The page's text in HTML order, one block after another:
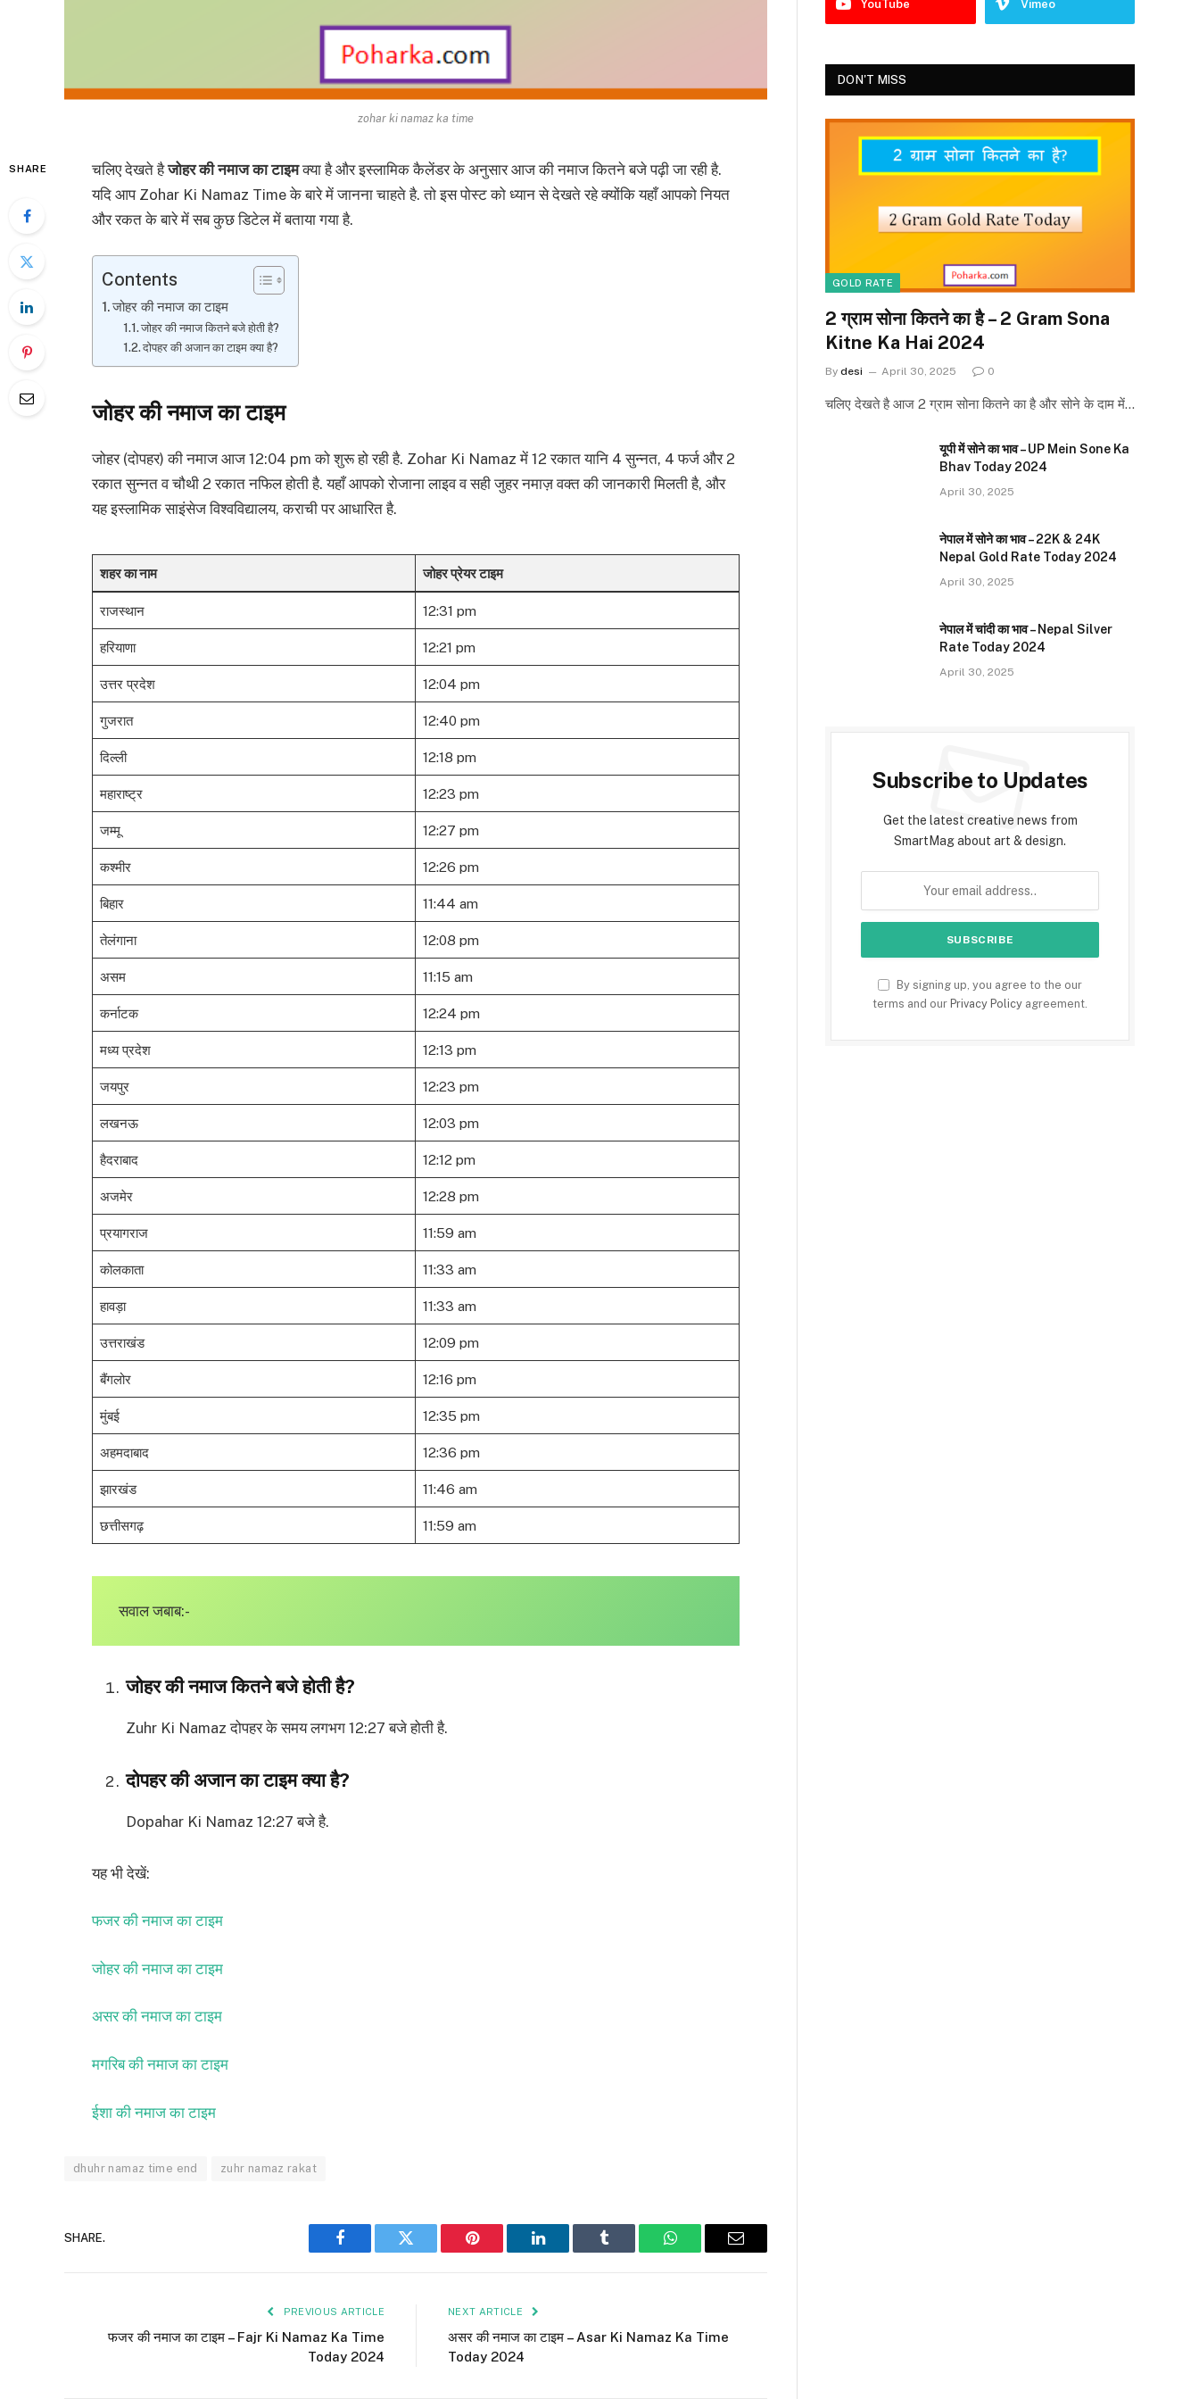
zohar ki namaz ka time
SHARE चलिए देखते हैजोहर की नमाज का टाइमक्या है और इस्लामिक कैलेंडर के अनुसार आज की नमाज कितने बजे पढ़ी जा रही है.
यदि आप Zohar Ki Namaz Time के बारे में जानना चाहते है. तो इस पोस्ट को ध्यान से देखते रहे क्योंकि यहाँ आपको नियत
और रकत के बारे में सब कुछ डिटेल में बताया गया है.
Contents
जोहर की नमाज का टाइम
जोहर की नमाज कितने बजे होती है?
दोपहर की अजान का टाइम क्या है?
जोहर की नमाज का टाइम
जोहर (दोपहर) की नमाज आज 12:04 pm को शुरू हो रही है. Zohar Ki Namaz में 12 रकात यानि 4 सुन्नत, 4 फर्ज और 2
रकात सुन्नत व चौथी 2 रकात नफिल होती है. यहाँ आपको रोजाना लाइव व सही जुहर नमाज़ वक्त की जानकारी मिलती है, और
यह इस्लामिक साइंसेज विश्वविद्यालय, कराची पर आधारित है.
शहर का नाम जोहर प्रेयर टाइम
राजस्थान 12:31 pm
हरियाणा 12:21 pm
उत्तर प्रदेश 12:04 pm
गुजरात 12:40 pm
दिल्ली 12:18 pm
महाराष्ट्र 12:23 pm
जम्मू 12:27 pm
कश्मीर 12:26 pm
बिहार 11:44 am
तेलंगाना 12:08 pm
असम 11:15 am
कर्नाटक 12:24 pm
मध्य प्रदेश 12:13 pm
जयपुर 12:23 pm
लखनऊ 12:03 pm
हैदराबाद 12:12 pm
अजमेर 12:28 pm
प्रयागराज 11:59 am
कोलकाता 11:33 am
हावड़ा 11:33 am
उत्तराखंड 12:09 pm
बैंगलोर 12:16 pm
मुंबई 12:35 pm
अहमदाबाद 12:36 pm
झारखंड 11:46 am
छत्तीसगढ़ 11:59 am
सवाल जबाब:-
जोहर की नमाज कितने बजे होती है?
Zuhr Ki Namaz दोपहर के समय लगभग 12:27 बजे होती है.
दोपहर की अजान का टाइम क्या है?
Dopahar Ki Namaz 12:27 बजे है.
यह भी देखें:
फजर की नमाज का टाइम
जोहर की नमाज का टाइम
असर की नमाज का टाइम
मगरिब की नमाज का टाइम
ईशा की नमाज का टाइम
dhuhr namaz time end zuhr namaz rakat
SHARE.
Facebook Twitter Pinterest LinkedIn Tumblr WhatsAppEmail
PREVIOUS ARTICLE
फजर की नमाज का टाइम – Fajr Ki Namaz Ka Time
Today 2024
NEXT ARTICLE
असर की नमाज का टाइम – Asar Ki Namaz Ka Time
Today 2024
YouTube Vimeo
DON'T MISS
GOLD RATE
2 ग्राम सोना कितने का है – 2 Gram Sona
Kitne Ka Hai 2024
By desi April 30, 2025 0
चलिए देखते है आज 2 ग्राम सोना कितने का है और सोने के दाम में…
यूपी में सोने का भाव – UP Mein Sone Ka
Bhav Today 2024
April 30, 2025
नेपाल में सोने का भाव – 22K & 24K
Nepal Gold Rate Today 2024
April 30, 2025
नेपाल में चांदी का भाव – Nepal Silver
Rate Today 2024
April 30, 2025
Subscribe to Updates
Get the latest creative news from
SmartMag about art & design.
By signing up, you agree to the our
terms and our Privacy Policy agreement.